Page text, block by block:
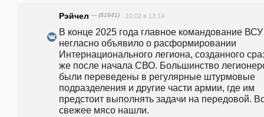
Рэйчел — (81841) 10.02 в 13:14
В конце 2025 года главное командование ВСУ
негласно объявило о расформировании
Интернационального легиона, созданного
же после начала СВО. Большинство
были переведены в регулярные штурмовые
подразделения и другие части армии, где им
предстоит выполнять задачи на передовой.
свежее мясо нашли.